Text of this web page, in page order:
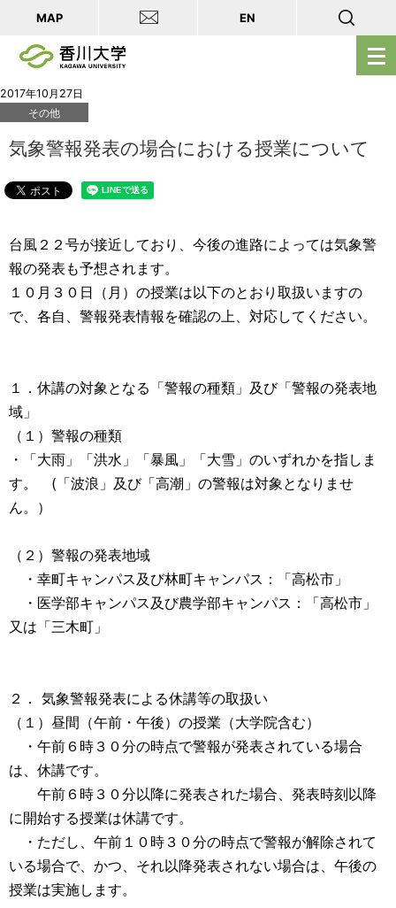
メ
ニ
を
MAP EN
2017年10月27日
その他
気象警報発表の場合における授業について
台風２２号が接近しており、今後の進路によっては気象警
報の発表も予想されます。
１０月３０日（月）の授業は以下のとおり取扱いますの
で、各自、警報発表情報を確認の上、対応してください。
１．休講の対象となる「警報の種類」及び「警報の発表地
域」
（１）警報の種類
・「大雨」「洪水」「暴風」「大雪」のいずれかを指しま
す。 (「波浪」及び「高潮」の警報は対象となりませ
ん。）
（２）警報の発表地域
・幸町キャンパス及び林町キャンパス：「高松市」
・医学部キャンパス及び農学部キャンパス：「高松市」
又は「三木町」
２． 気象警報発表による休講等の取扱い
（１）昼間（午前・午後）の授業（大学院含む）
・午前６時３０分の時点で警報が発表されている場合
は、休講です。
午前６時３０分以降に発表された場合、発表時刻以降
に開始する授業は休講です。
・ただし、午前１０時３０分の時点で警報が解除されて
いる場合で、かつ、それ以降発表されない場合は、午後の
授業は実施します。